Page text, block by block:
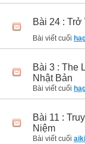
Bài 24 :
Bài viết cuối
Bài 3 : The
Nhật Bản
Bài viết cuối
Bài 11 :
Niệm
Bài viết cuối